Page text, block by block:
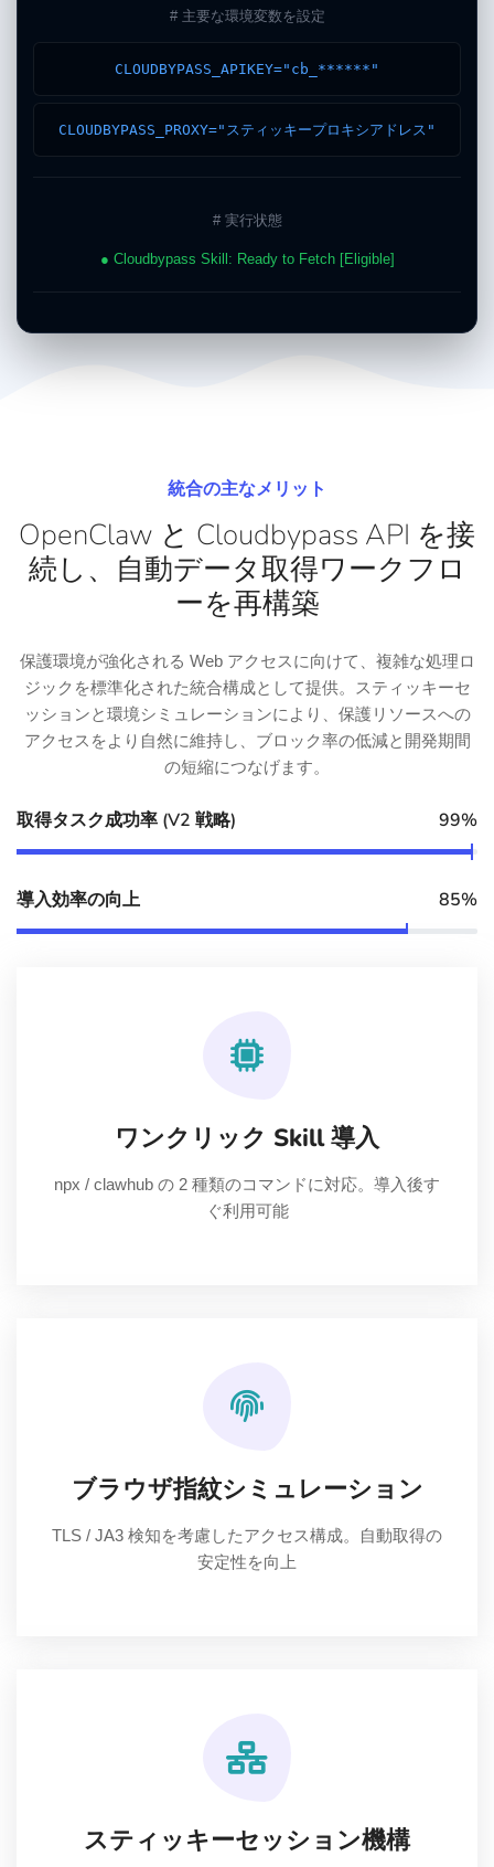
# 主要な環境変数を設定
CLOUDBYPASS_APIKEY="cb_******"
CLOUDBYPASS_PROXY="スティッキープロキシアドレス"
# 実行状態
● Cloudbypass Skill: Ready to Fetch [Eligible]
統合の主なメリット
OpenClaw と Cloudbypass API を接
続し、自動データ取得ワークフロ
ーを再構築
保護環境が強化される Web アクセスに向けて、複雑な処理ロ
ジックを標準化された統合構成として提供。スティッキーセ
ッションと環境シミュレーションにより、保護リソースへの
アクセスをより自然に維持し、ブロック率の低減と開発期間
の短縮につなげます。
取得タスク成功率 (V2 戦略) 99%
導入効率の向上 85%
ワンクリック Skill 導入
npx / clawhub の 2 種類のコマンドに対応。導入後す
ぐ利用可能
ブラウザ指紋シミュレーション
TLS / JA3 検知を考慮したアクセス構成。自動取得の
安定性を向上
スティッキーセッション機構